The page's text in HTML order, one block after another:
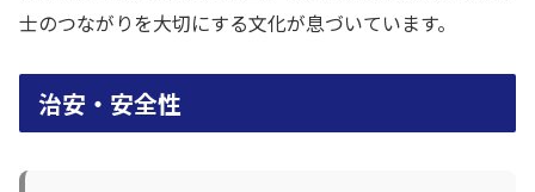
士のつながりを大切にする文化が息づいています。
治安・安全性